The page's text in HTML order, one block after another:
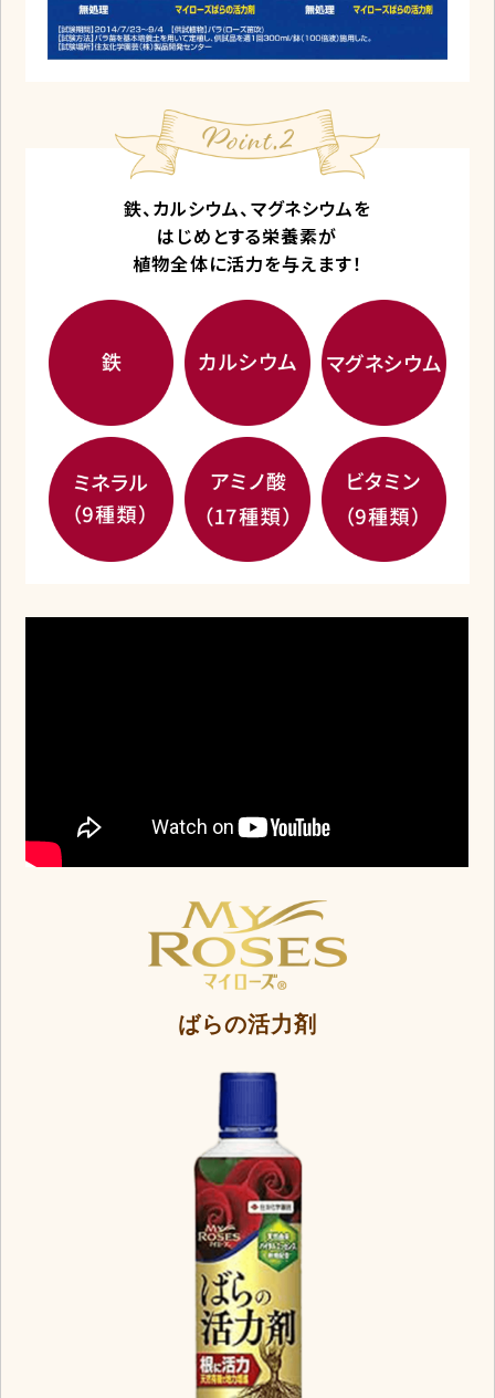
鉄、カルシウム、マグネシウムを
はじめとする栄養素が
植物全体に活力を与えます！
ばらの活力剤